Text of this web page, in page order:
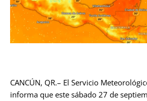
CANCÚN, QR.– El Servicio
informa que este sábado 27 de